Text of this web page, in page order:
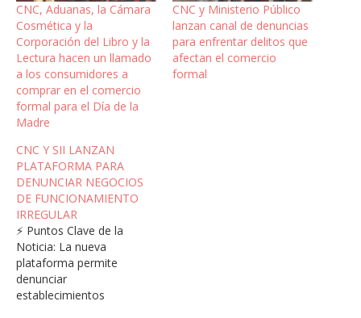
CNC, Aduanas, la Cámara
Cosmética y la
Corporación del Libro y la
Lectura hacen un llamado
a los consumidores a
comprar en el comercio
formal para el Día de la
Madre
CNC y Ministerio Público
lanzan canal de denuncias
para enfrentar delitos que
afectan el comercio
formal
CNC Y SII LANZAN
PLATAFORMA PARA
DENUNCIAR NEGOCIOS
DE FUNCIONAMIENTO
IRREGULAR
⚡ Puntos Clave de la
Noticia: La nueva
plataforma permite
denunciar
establecimientos